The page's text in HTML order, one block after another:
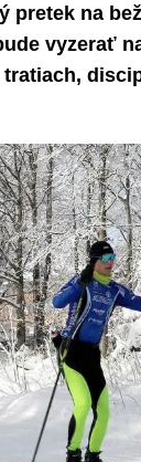
pretek na
vyzerať